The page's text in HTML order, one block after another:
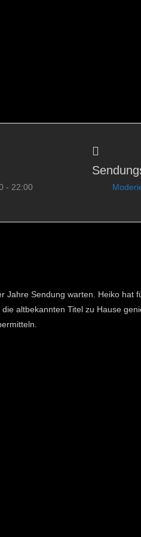
- 22:00
Jahre Sendung warten. Heiko hat
altbekannten Titel zu Hause